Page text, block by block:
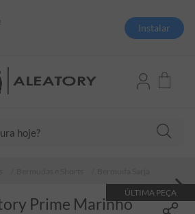
Instalar
ÚLTIMA PEÇA
Prime Marinho
camisas polo
2 º
camiseta listrada